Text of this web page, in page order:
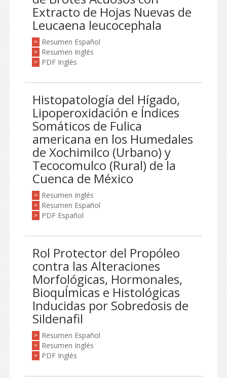
Extracto de Hojas Nuevas de
Leucaena leucocephala
> Resumen Español
> Resumen Inglés
> PDF Inglés
Histopatología del Hígado,
Lipoperoxidación e Índices
Somáticos de Fulica
americana en los Humedales
de Xochimilco (Urbano) y
Tecocomulco (Rural) de la
Cuenca de México
> Resumen Inglés
> Resumen Español
> PDF Español
Rol Protector del Propóleo
contra las Alteraciones
Morfológicas, Hormonales,
BioquÍmicas e Histológicas
Inducidas por Sobredosis de
Sildenafil
> Resumen Español
> Resumen Inglés
> PDF Inglés